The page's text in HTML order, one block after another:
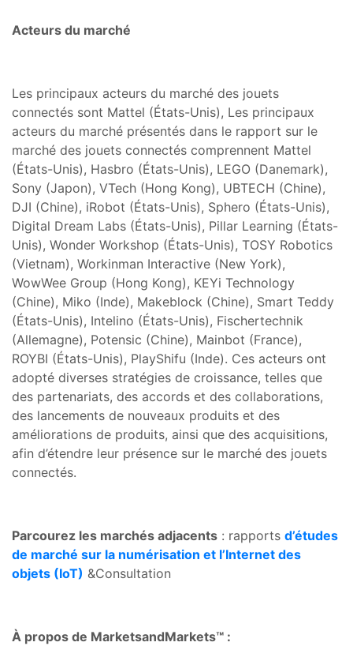
Acteurs du marché
Les principaux acteurs du marché des jouets
connectés sont Mattel (États-Unis), Les principaux
acteurs du marché présentés dans le rapport sur le
marché des jouets connectés comprennent Mattel
(États-Unis), Hasbro (États-Unis), LEGO (Danemark),
Sony (Japon), VTech (Hong Kong), UBTECH (Chine),
DJI (Chine), iRobot (États-Unis), Sphero (États-Unis),
Digital Dream Labs (États-Unis), Pillar Learning (États-
Unis), Wonder Workshop (États-Unis), TOSY Robotics
(Vietnam), Workinman Interactive (New York),
WowWee Group (Hong Kong), KEYi Technology
(Chine), Miko (Inde), Makeblock (Chine), Smart Teddy
(États-Unis), Intelino (États-Unis), Fischertechnik
(Allemagne), Potensic (Chine), Mainbot (France),
ROYBI (États-Unis), PlayShifu (Inde). Ces acteurs ont
adopté diverses stratégies de croissance, telles que
des partenariats, des accords et des collaborations,
des lancements de nouveaux produits et des
améliorations de produits, ainsi que des acquisitions,
afin d’étendre leur présence sur le marché des jouets
connectés.
Parcourez les marchés adjacents : rapports d’études
de marché sur la numérisation et l’Internet des
objets (IoT) &Consultation
À propos de MarketsandMarkets™ :